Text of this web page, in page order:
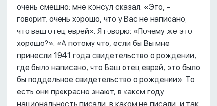
очень смешно: мне консул сказал: «Это, –
говорит, очень хорошо, что у Вас не написано,
что ваш отец еврей». Я говорю: «Почему же это
хорошо?». «А потому что, если бы Вы мне
принесли 1941 года свидетельство о рождении,
где было написано, что Ваш отец еврей, это было
бы поддельное свидетельство о рождении». То
есть они прекрасно знают, в каком году
национальность писали, в каком не писали, и так